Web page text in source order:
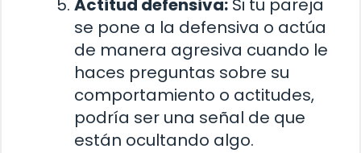
Actitud defensiva: Si tu pareja
se pone a la defensiva o actúa
de manera agresiva cuando le
haces preguntas sobre su
comportamiento o actitudes,
podría ser una señal de que
están ocultando algo.